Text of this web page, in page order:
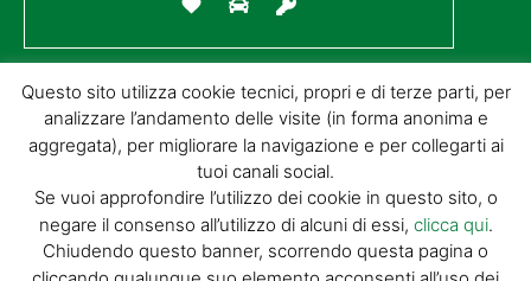
© GIORGIO TESI EDITRICE S.R.L. | P.IVA
01732650476 | VIA DI BADIA 14 – 51100 LOC.
Questo sito utilizza cookie tecnici, propri e di terze parti, per
analizzare l’andamento delle visite (in forma anonima e
aggregata), per migliorare la navigazione e per collegarti ai
tuoi canali social.
Se vuoi approfondire l’utilizzo dei cookie in questo sito, o
negare il consenso all’utilizzo di alcuni di essi, clicca qui.
Chiudendo questo banner, scorrendo questa pagina o